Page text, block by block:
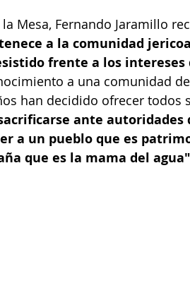
Mesa, Fernando Jaramillo
a la comunidad
frente a los
a una comunidad
han decidido ofrecer todos
ante autoridades
a un pueblo que es
que es la mama del agua"